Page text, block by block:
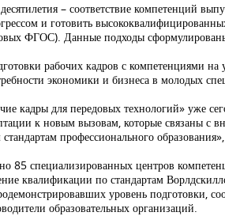
– соответствие компетенций
и готовить
ФГОС). Данные подходы
рабочих кадров с компетенциями
экономики и бизнеса в молодых
кадры для передовых технологий» уже
к новым вызовам, которые связаны
профессионального
85 специализированных центров
квалификации по стандартам
уровень подготовки,
образовательных организаций.